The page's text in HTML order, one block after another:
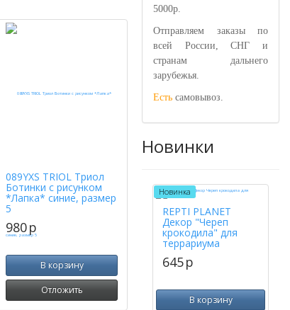
089YXS TRIOL Триол
Ботинки с рисунком
*Лапка* синие, размер
5
980p
В корзину
Отложить
5000р.
Отправляем заказы по
всей России, СНГ и
странам дальнего
зарубежья.
Есть самовывоз.
Новинки
Новинка
REPTI PLANET
Декор "Череп
крокодила" для
террариума
645p
В корзину